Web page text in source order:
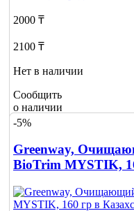
2000 ₸
2100 ₸
Нет в наличии
Сообщить
о наличии
-5%
Greenway,
BioTrim MYSTIK,